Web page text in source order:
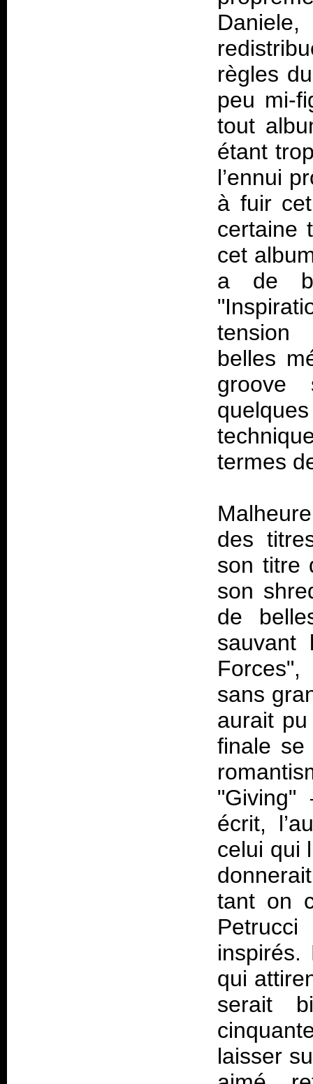
règles
peu mi-
tout
étant
l’ennui
à fuir
certaine
cet
a de
tension
belles
groove
termes
des
son titre
son
de
sauvant
sans
aurait
finale
écrit,
celui qui
tant on
inspirés.
qui
serait
laisser